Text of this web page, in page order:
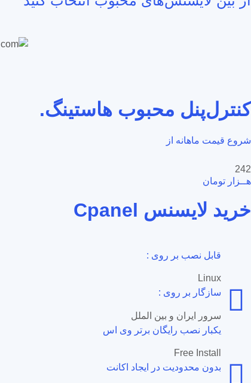
کنترل‌پنل محبوب هاستینگ.
شروع قیمت ماهانه از
242
هــزار تومان
خرید لایسنس Cpanel
قابل نصب بر روی :
Linux
سازگار بر روی :
سرور ایران و بین الملل
یکبار نصب رایگان برتر وی اس
Free Install
بدون محدودیت در ایجاد اکانت